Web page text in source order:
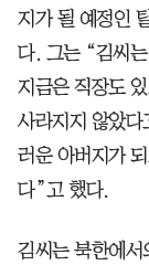
지가 될 예정인
다. 그는 “김씨
지금은 직장도
사라지지 않았
러운 아버지가
다”고 했다.
김씨는 북한에